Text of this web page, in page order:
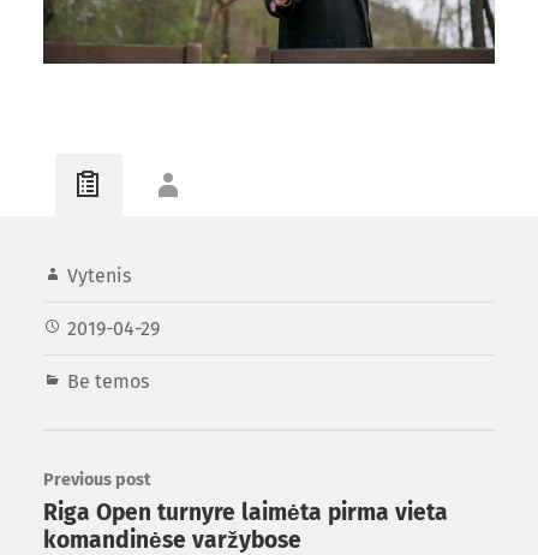
Vytenis
2019-04-29
Be temos
Previous post
Riga Open turnyre laimėta pirma vieta
komandinėse varžybose